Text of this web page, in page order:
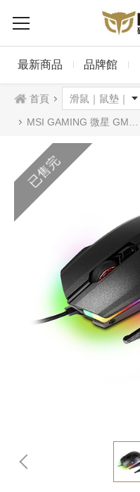
最新商品 品牌館
首頁
MSI GAMING 微星 GM60光學滑鼠
已售完